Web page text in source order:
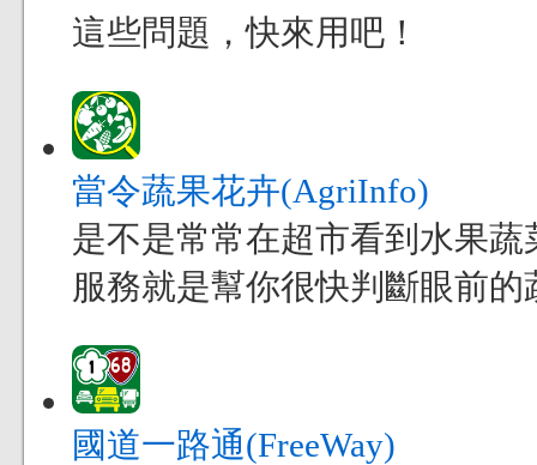
這些問題，快來用吧！
當令蔬果花卉(AgriInfo)
是不是常常在超市看到水果
服務就是幫你很快判斷眼前
國道一路通(FreeWay)